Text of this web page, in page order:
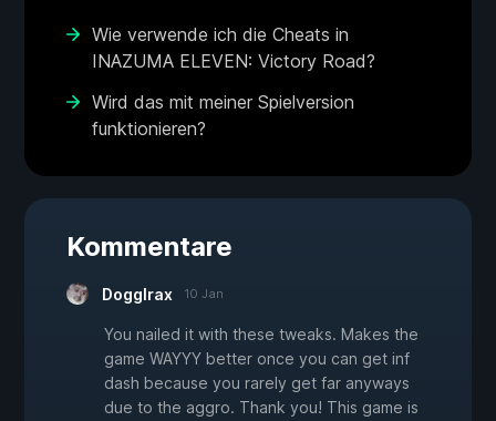
Wie verwende ich die Cheats in
INAZUMA ELEVEN: Victory Road?
Wird das mit meiner Spielversion
funktionieren?
Kommentare
Dogglrax 10 Jan
You nailed it with these tweaks. Makes the
game WAYYY better once you can get inf
dash because you rarely get far anyways
due to the aggro. Thank you! This game is